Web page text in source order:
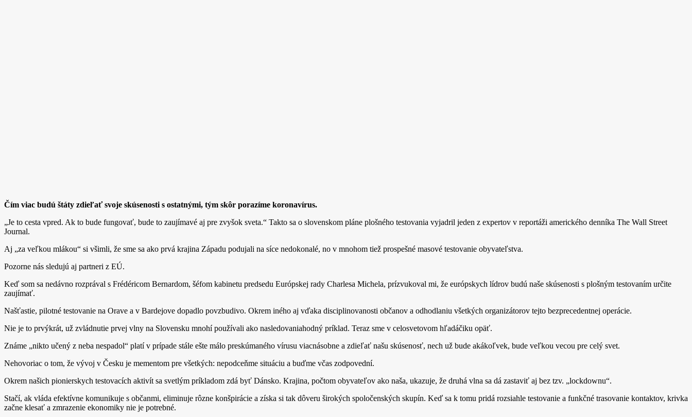
Čím viac budú štáty zdieľať svoje skúsenosti s ostatnými, tým skôr porazíme koronavírus.
„Je to cesta vpred. Ak to bude fungovať, bude to zaujímavé aj pre zvyšok sveta.“ Takto sa o slovenskom pláne plošného testovania vyjadril jeden z expertov v reportáži amerického denníka The Wall Street
Journal.
Aj „za veľkou mlákou“ si všimli, že sme sa ako prvá krajina Západu podujali na síce nedokonalé, no v mnohom tiež prospešné masové testovanie obyvateľstva.
Pozorne nás sledujú aj partneri z EÚ.
Keď som sa nedávno rozprával s Frédéricom Bernardom, šéfom kabinetu predsedu Európskej rady Charlesa Michela, prízvukoval mi, že európskych lídrov budú naše skúsenosti s plošným testovaním určite
zaujímať.
Našťastie, pilotné testovanie na Orave a v Bardejove dopadlo povzbudivo. Okrem iného aj vďaka disciplinovanosti občanov a odhodlaniu všetkých organizátorov tejto bezprecedentnej operácie.
Nie je to prvýkrát, už zvládnutie prvej vlny na Slovensku mnohí používali ako nasledovaniahodný príklad. Teraz sme v celosvetovom hľadáčiku opäť.
Známe „nikto učený z neba nespadol“ platí v prípade stále ešte málo preskúmaného vírusu viacnásobne a zdieľať našu skúsenosť, nech už bude akákoľvek, bude veľkou vecou pre celý svet.
Nehovoriac o tom, že vývoj v Česku je mementom pre všetkých: nepodceňme situáciu a buďme včas zodpovední.
Okrem našich pionierskych testovacích aktivít sa svetlým príkladom zdá byť Dánsko. Krajina, počtom obyvateľov ako naša, ukazuje, že druhá vlna sa dá zastaviť aj bez tzv. „lockdownu“.
Stačí, ak vláda efektívne komunikuje s občanmi, eliminuje rôzne konšpirácie a získa si tak dôveru širokých spoločenských skupín. Keď sa k tomu pridá rozsiahle testovanie a funkčné trasovanie kontaktov, krivka
začne klesať a zmrazenie ekonomiky nie je potrebné.